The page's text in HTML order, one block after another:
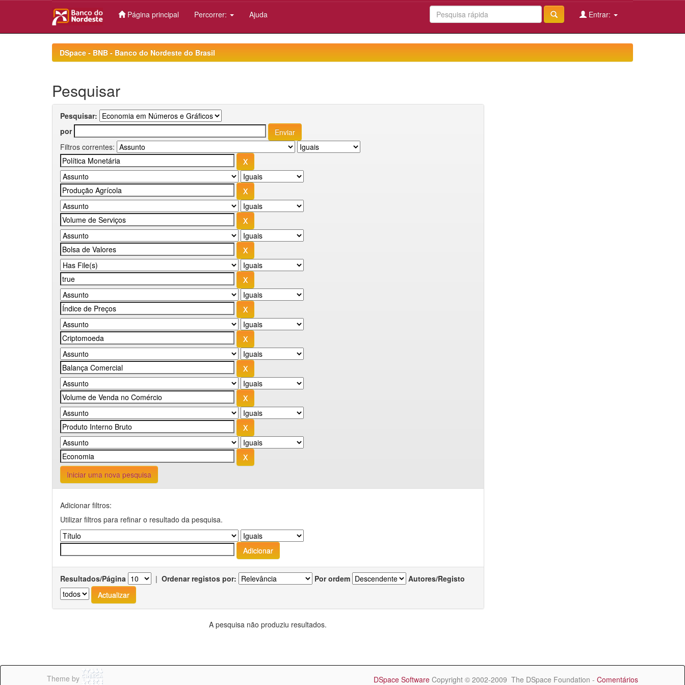
Página principal Percorrer: Ajuda Entrar:
DSpace - BNB - Banco do Nordeste do Brasil
Pesquisar
Pesquisar:
por
Filtros correntes:
Iniciar uma nova pesquisa
Adicionar filtros:
Utilizar filtros para refinar o resultado da pesquisa.
Resultados/Página | Ordenar registos por: Por ordem Autores/Registo
A pesquisa não produziu resultados.
Theme by DSpace Software Copyright © 2002-2009 The DSpace Foundation - Comentários